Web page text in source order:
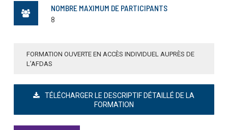
informations sur la prochaine session de cette formation.
Je note qu'à tout moment, je pourrai me désinscrire en
cliquant sur le lien en bas de page de l'e-mail reçu.*
NOMBRE MAXIMUM DE PARTICIPANTS
8
FORMATION OUVERTE EN ACCÈS INDIVIDUEL AUPRÈS DE
L’AFDAS
TÉLÉCHARGER LE DESCRIPTIF DÉTAILLÉ DE LA
FORMATION